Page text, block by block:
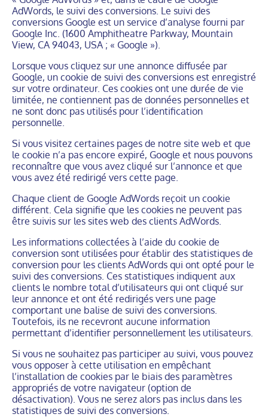
AdWords, le suivi des conversions. Le suivi des
conversions Google est un service d’analyse fourni par
Google Inc. (1600 Amphitheatre Parkway, Mountain
View, CA 94043, USA ; « Google »).
Lorsque vous cliquez sur une annonce diffusée par
Google, un cookie de suivi des conversions est enregistré
sur votre ordinateur. Ces cookies ont une durée de vie
limitée, ne contiennent pas de données personnelles et
ne sont donc pas utilisés pour l’identification
personnelle.
Si vous visitez certaines pages de notre site web et que
le cookie n’a pas encore expiré, Google et nous pouvons
reconnaître que vous avez cliqué sur l’annonce et que
vous avez été redirigé vers cette page.
Chaque client de Google AdWords reçoit un cookie
différent. Cela signifie que les cookies ne peuvent pas
être suivis sur les sites web des clients AdWords.
Les informations collectées à l’aide du cookie de
conversion sont utilisées pour établir des statistiques de
conversion pour les clients AdWords qui ont opté pour le
suivi des conversions. Ces statistiques indiquent aux
clients le nombre total d’utilisateurs qui ont cliqué sur
leur annonce et ont été redirigés vers une page
comportant une balise de suivi des conversions.
Toutefois, ils ne recevront aucune information
permettant d’identifier personnellement les utilisateurs.
Si vous ne souhaitez pas participer au suivi, vous pouvez
vous opposer à cette utilisation en empêchant
l’installation de cookies par le biais des paramètres
appropriés de votre navigateur (option de
désactivation). Vous ne serez alors pas inclus dans les
statistiques de suivi des conversions.